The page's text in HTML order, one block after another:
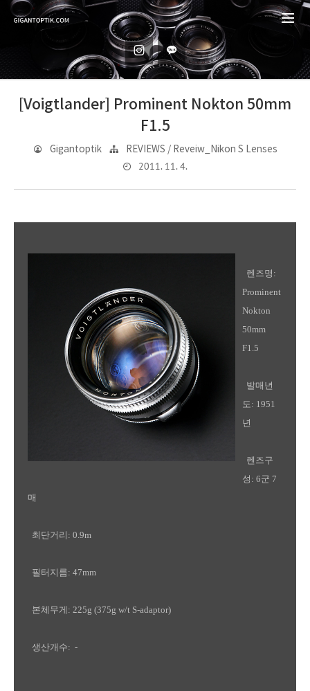
[Voigtlander] Prominent Nokton 50mm
F1.5
Gigantoptik REVIEWS / Reveiw_Nikon S Lenses
2011. 11. 4.
렌즈명:
Prominent
Nokton
50mm
F1.5
발매년
도: 1951
년
렌즈구
성: 6군 7
매
최단거리: 0.9m
필터지름: 47mm
본체무게: 225g (375g w/t S-adaptor)
생산개수: -